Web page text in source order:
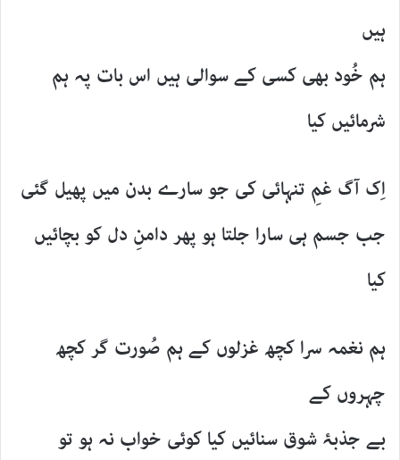
ہیں
ہم خُود بھی کسی کے سوالی ہیں اس بات پہ ہم
شرمائیں کیا
اِک آگ غمِ تنہائی کی جو سارے بدن میں پھیل گئی
جب جسم ہی سارا جلتا ہو پھر دامنِ دل کو بچائیں
کیا
ہم نغمہ سرا کچھ غزلوں کے ہم صُورت گر کچھ
چہروں کے
بے جذبۂ شوق سنائیں کیا کوئی خواب نہ ہو تو